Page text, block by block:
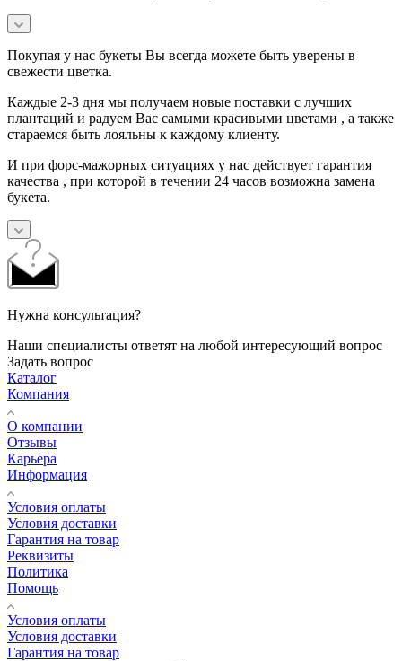
Покупая у нас букеты Вы всегда можете быть уверены в
свежести цветка.
Каждые 2-3 дня мы получаем новые поставки с лучших
плантаций и радуем Вас самыми красивыми цветами , а также
стараемся быть лояльны к каждому клиенту.
И при форс-мажорных ситуациях у нас действует гарантия
качества , при которой в течении 24 часов возможна замена
букета.
Нужна консультация?
Наши специалисты ответят на любой интересующий вопрос
Задать вопрос
Каталог
Компания
О компании
Отзывы
Карьера
Информация
Условия оплаты
Условия доставки
Гарантия на товар
Реквизиты
Политика
Помощь
Условия оплаты
Условия доставки
Гарантия на товар